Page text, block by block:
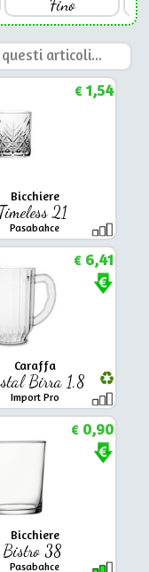
Fino
articoli...
Bicchiere
Timeless 21
Pasabahce
€1,54
Caraffa
Birra 1,8
Import Pro
€6,41
Bicchiere
Bistro 38
Pasabahce
€0,90